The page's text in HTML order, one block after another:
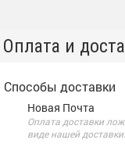
Оплата и
Способы доставки
Новая Почта
Оплата доставки
виде нашей